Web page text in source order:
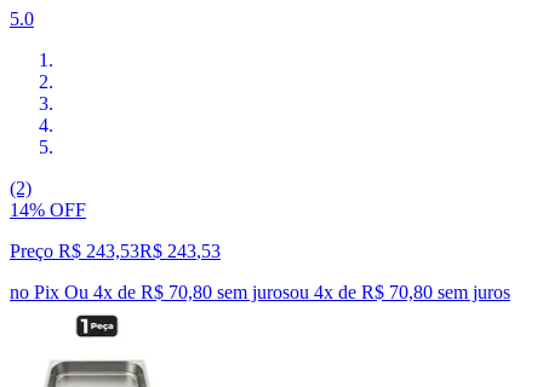
5.0
(2)
14% OFF
Preço R$ 243,53R$ 243,53
no Pix Ou 4x de R$ 70,80 sem jurosou 4x de R$ 70,80 sem juros